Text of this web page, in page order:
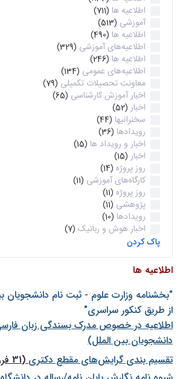
اطلاعیه ها (711)
آموزشی (513)
اطلاعیه ها (490)
اطلاعیه‌های‌ آموزشی (329)
اطلاعیه ها (246)
اطلاعیه‌های عمومی (134)
معاونت تحصیلات تکمیلی (79)
اخبار آموزش کارشناسی (65)
اخبار (52)
سخنرانیها (44)
رویدادها (36)
اخبار و رویداد ها (15)
اخبار (15)
روز پروژه (14)
کارگاه‌های آموزشی (11)
روز پروژه (11)
پژوهشی (11)
رویدادها (10)
اخبار هوش و رباتیک (7)
پاک کردن
اطلاعیه ها
"بخشنامه وزارت علوم - ثبت نام دانشجويان
از طريق كنكور سراسری"
اطلاعیه در خصوص مدرک بسندگی زبان
دانشجویان بین الملل)
تقسیم بندی گرایش‌های مقطع دکتری(31 فروردین 1404)